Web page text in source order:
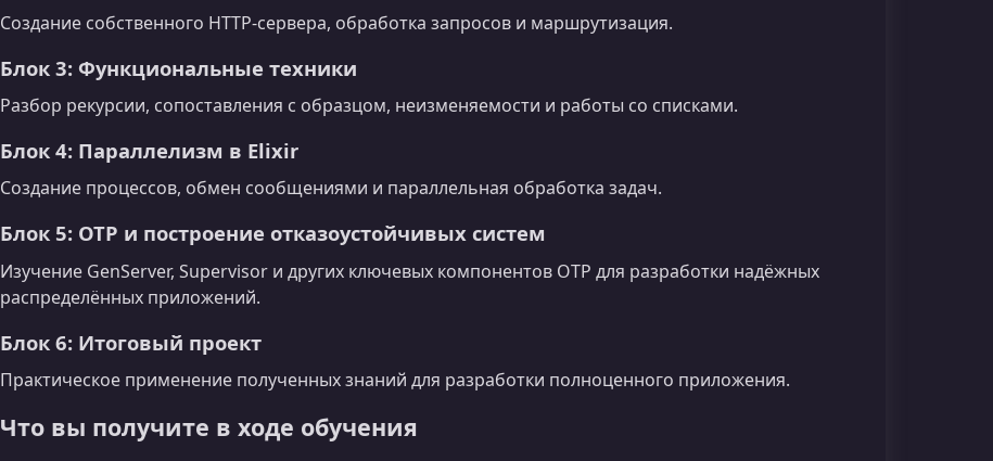
Создание собственного HTTP‑сервера, обработка запросов и маршрутизация.
Блок 3: Функциональные техники
Разбор рекурсии, сопоставления с образцом, неизменяемости и работы со списками.
Блок 4: Параллелизм в Elixir
Создание процессов, обмен сообщениями и параллельная обработка задач.
Блок 5: OTP и построение отказоустойчивых систем
Изучение GenServer, Supervisor и других ключевых компонентов OTP для разработки надёжных
распределённых приложений.
Блок 6: Итоговый проект
Практическое применение полученных знаний для разработки полноценного приложения.
Что вы получите в ходе обучения